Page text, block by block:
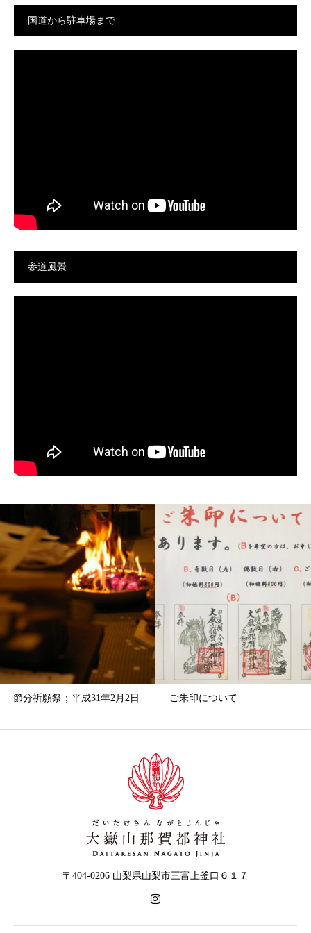
国道から駐車場まで
参道風景
節分祈願祭；平成31年2月2日 ご朱印について
〒404-0206 山梨県山梨市三富上釜口６１７